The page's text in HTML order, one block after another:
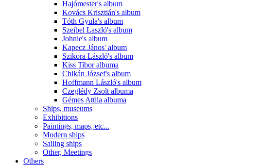
Hajómester's album
Kovács Krisztián's album
Tóth Gyula's album
Szeibel Laszló's album
Johnie's album
Kapecz János' album
Szikora László's album
Kiss Tibor albuma
Chikán József's album
Hoffmann László's album
Czeglédy Zsolt albuma
Gémes Attila albuma
Ships, museums
Exhibitions
Paintings, maps, etc...
Modern ships
Sailing ships
Other, Meetings
Others